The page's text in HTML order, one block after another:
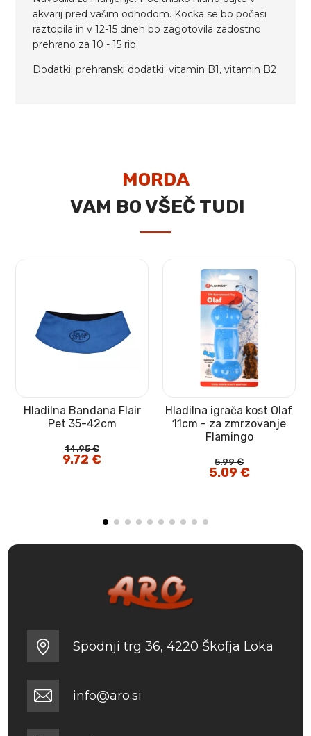
akvarij pred vašim odhodom. Kocka se bo počasi
raztopila in v 12-15 dneh bo zagotovila zadostno
prehrano za 10 - 15 rib.
Dodatki: prehranski dodatki: vitamin B1, vitamin B2
MORDA
VAM BO VŠEČ TUDI
Hladilna Bandana Flair
Pet 35-42cm
14.95€
Izvirna
cena
9.72€Trenutna
cena
Hladilna igrača kost Olaf
11cm - za zmrzovanje
Flamingo
5.99€
Izvirna
cena
5.09€Trenutna
cena
Spodnji trg 36, 4220 Škofja Loka
info@aro.si